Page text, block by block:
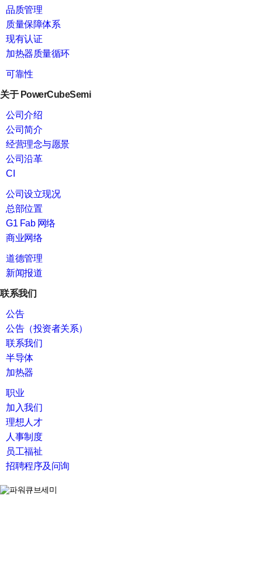
品质管理
质量保障体系
现有认证
加热器质量循环
可靠性
关于 PowerCubeSemi
公司介绍
公司简介
经营理念与愿景
公司沿革
CI
公司设立现况
总部位置
G1 Fab 网络
商业网络
道德管理
新闻报道
联系我们
公告
公告（投资者关系）
联系我们
半导体
加热器
职业
加入我们
理想人才
人事制度
员工福祉
招聘程序及问询
search